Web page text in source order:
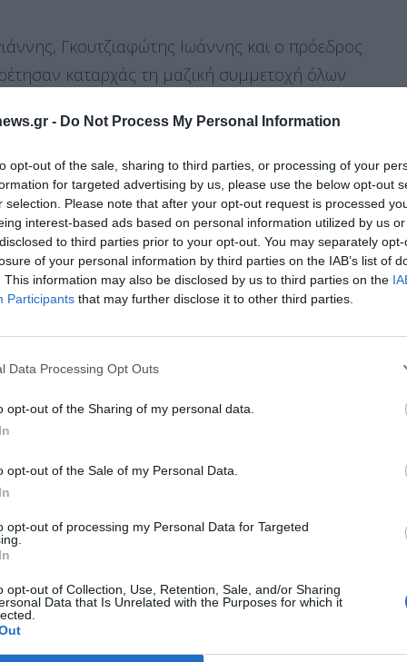
- Do Not Process My Personal Information
opt-out of the sale, sharing to third parties, or processing of your
for targeted advertising by us, please use the below opt-out
selection. Please note that after your opt-out request is processed
interest-based ads based on personal information utilized by us
to third parties prior to your opt-out. You may separately
of your personal information by third parties on the IAB’s list of
This information may also be disclosed by us to third parties on the
Participants that may further disclose it to other third parties.
Data Processing Opt Outs
opt-out of the Sharing of my personal data.
opt-out of the Sale of my Personal Data.
opt-out of processing my Personal Data for Targeted
opt-out of Collection, Use, Retention, Sale, and/or Sharing
Data that Is Unrelated with the Purposes for which it
Διαχείριση Συγκατάθεσης
την καλύτερη εμπειρία, χρησιμοποιούμε τεχνολογίες όπως cookies για
θα μας επιτρέψει να επεξεργαστούμε δεδομένα προσωπικού
ή η ανάκληση της συγκατάθεσης, μπορεί να επηρεάσει
λειτουργίες και δυνατότητες.
ΔΕΝ ΑΠΟΔΈΧΟΜΑΙ ΠΡΟΒΟΛΉ
Γκουτζιαφώτης Ιωάννης και ο πρόεδρος
καταρχάς τη μαζική συμμετοχή όλων
πρόβλημα με τον υπερπληθυσμό των
του επικεφαλής της παράταξης Θανάση
που θα ληφθούν στην κατεύθυνση επίλυσης
του να παρακολουθείαπό κοντά τα επόμενα
Κώστας Καραγιάννης ανέφερε πως
με το κυνήγι, με τη κτηνοτροφία, με την
Εδώ πρέπει να καθίσουν τα Υπουργεία και
ένα σχέδιο με επιστημονική τεκμηρίωση και
το θέμα από όλες τις απόψεις για να